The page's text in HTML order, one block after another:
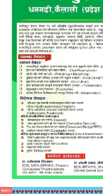
विज्ञापन